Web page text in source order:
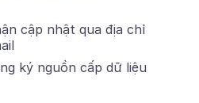
cập nhật qua địa chỉ
ký nguồn cấp dữ liệu